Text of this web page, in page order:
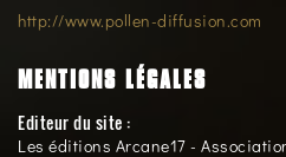
http://www.pollen-diffusion.com
MENTIONS LÉGALES
Editeur du site :
Les éditions Arcane17 -